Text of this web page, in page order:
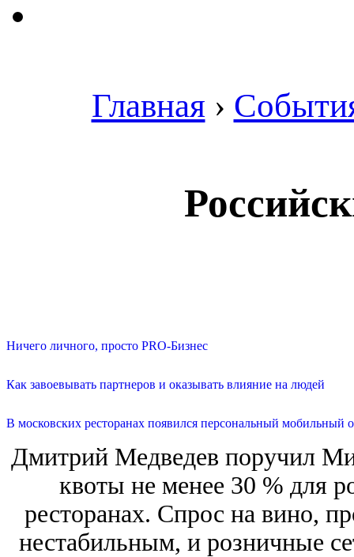
Главная ›
Ничего личного, просто PRO-Бизнес
Как завоевывать партнеров и оказывать влияние на людей
В московских ресторанах появился персональный мобильный
Дмитрий Медведев поручил
квоты не менее 30 % для
ресторанах. Спрос на вино,
нестабильным, и розничные